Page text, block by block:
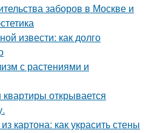
заборов в Москве и
извести: как долго
с растениями и
открывается
картона: как украсить стены